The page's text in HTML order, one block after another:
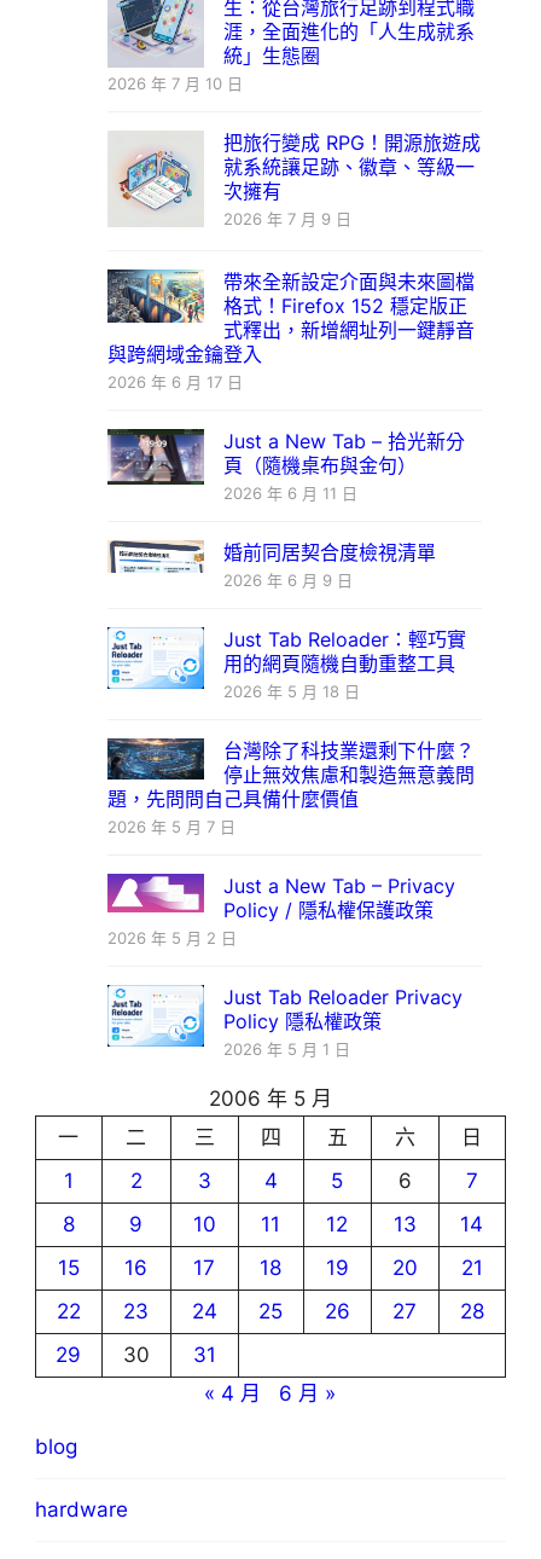
生：從台灣旅行足跡到程式職
涯，全面進化的「人生成就系
統」生態圈
2026 年 7 月 10 日
把旅行變成 RPG！開源旅遊成
就系統讓足跡、徽章、等級一
次擁有
2026 年 7 月 9 日
帶來全新設定介面與未來圖檔
格式！Firefox 152 穩定版正
式釋出，新增網址列一鍵靜音
與跨網域金鑰登入
2026 年 6 月 17 日
Just a New Tab – 拾光新分
頁（隨機桌布與金句）
2026 年 6 月 11 日
婚前同居契合度檢視清單
2026 年 6 月 9 日
Just Tab Reloader：輕巧實
用的網頁隨機自動重整工具
2026 年 5 月 18 日
台灣除了科技業還剩下什麼？
停止無效焦慮和製造無意義問
題，先問問自己具備什麼價值
2026 年 5 月 7 日
Just a New Tab – Privacy
Policy / 隱私權保護政策
2026 年 5 月 2 日
Just Tab Reloader Privacy
Policy 隱私權政策
2026 年 5 月 1 日
2006 年 5 月
一
二 三 四 五 六
日
1
2 3 4 5 6
7
8
9 10 11 12 13
14
15
16 17 18 19 20
21
22
23 24 25 26 27
28
29
30
31
« 4 月
6 月 »
blog
hardware